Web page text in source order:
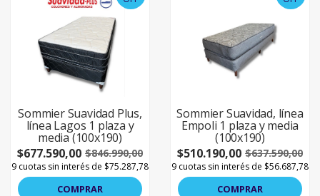
Sommier Suavidad Plus,
línea Lagos 1 plaza y
media (100x190)
$677.590,00 $846.990,00
9 cuotas sin interés de $75.287,78
COMPRAR
Sommier Suavidad, línea
Empoli 1 plaza y media
(100x190)
$510.190,00 $637.590,00
9 cuotas sin interés de $56.687,78
COMPRAR